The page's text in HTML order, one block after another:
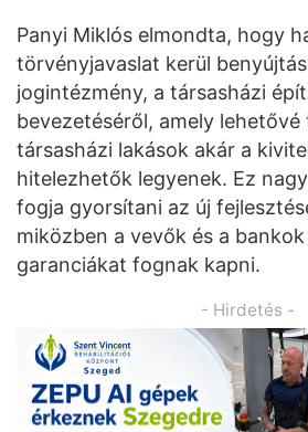
Panyi Miklós elmondta, hogy
törvényjavaslat kerül
jogintézmény, a társasházi
bevezetéséről, amely lehetővé
társasházi lakások akár a
hitelezhetők legyenek. Ez
fogja gyorsítani az új
miközben a vevők és a
garanciákat fognak kapni.
- Hirdetés -